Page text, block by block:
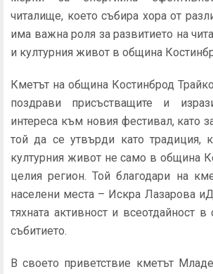
читалище, което събира хора от
има важна роля за развитието на
и културния живот в община
Кметът на община Костинброд
поздрави присъстващите и
интереса към новия фестивал, като
той да се утвърди като традиция,
културния живот не само в община
целия регион. Той благодари на
населени места – Искра Лазарова
тяхната активност и всеотдайност в
събитието.
В своето приветствие кметът